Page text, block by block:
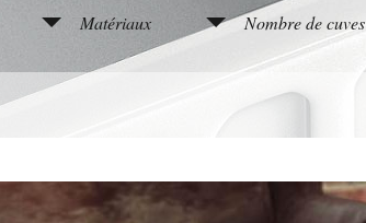
Matériaux Nombre de cuves